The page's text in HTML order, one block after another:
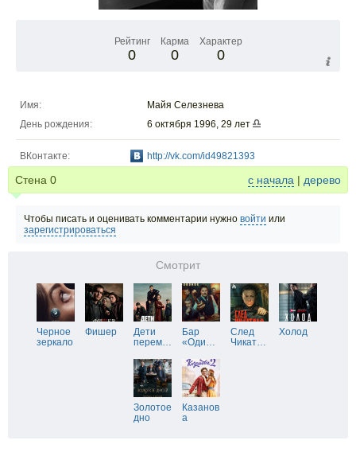
Рейтинг
0
Карма
0
Характер
0
Имя:
Майя Селезнева
День рождения:
6 октября 1996, 29 лет
ВКонтакте: http://vk.com/id49821393
Стена 0 с начала | дерево
Чтобы писать и оценивать комментарии нужно войти или
зарегистрироваться
Смотрит
Черное
зеркало
Фишер
Дети
перем…
Бар
«Оди…
След
Чикат…
Холод
Золотое
дно
Казанов
а